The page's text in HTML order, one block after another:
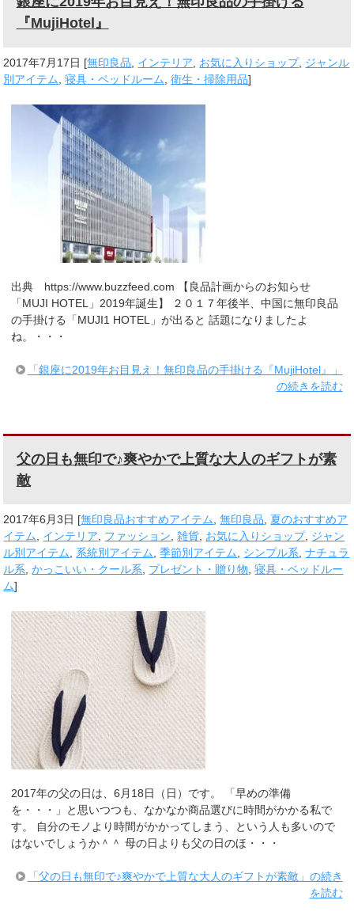
『MujiHotel』
2017年7月17日 [無印良品 インテリア お気に入りショップ, ジャンル
別アイテム
,寝具・ベッドルーム ,衛生・掃除用品]
出典 https://www.buzzfeed.com 【良品計画からのお知らせ
「MUJI HOTEL」2019年誕生】 ２０１７年後半、中国に無印良品
の手掛ける「MUJI1 HOTEL」が出ると 話題になりましたよ
ね。・・・
「銀座に2019年お目見え！無印良品の手掛ける『MujiHotel』」
の続きを読む
父の日も無印で♪爽やかで上質な大人のギフトが素
敵
2017年6月3日 [無印良品おすすめアイテム ,無印良品
夏のおすすめア
イテム
インテリア ファッション ,雑貨 お気に入りショップ, ジャン
ル別アイテム
系統別アイテム ,季節別アイテム シンプル系 ,ナチュラ
ル系 ,かっこいい・クール系 プレゼント・贈り物 ,寝具・ベッドルー
ム]
2017年の父の日は、6月18日（日）です。 「早めの準備
を・・・」と思いつつも、なかなか商品選びに時間がかかる私で
す。 自分のモノより時間がかかってしまう、という人も多いので
はないでしょうか＾＾ 母の日よりも父の日のほ・・・
「父の日も無印で♪爽やかで上質な大人のギフトが素敵」の続き
を読む